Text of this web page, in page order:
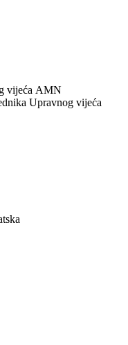
vijeća AMN
Upravnog vijeća